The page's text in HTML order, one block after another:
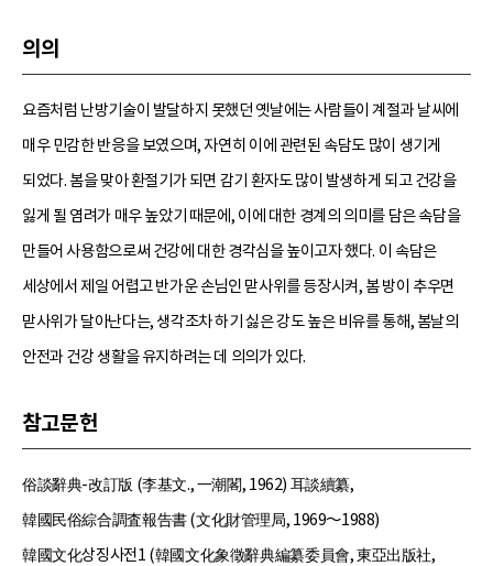
의의
요즘처럼 난방기술이 발달하지 못했던 옛날에는 사람들이 계절과 날씨에
매우 민감한 반응을 보였으며, 자연히 이에 관련된 속담도 많이 생기게
되었다. 봄을 맞아 환절기가 되면 감기 환자도 많이 발생하게 되고 건강을
잃게 될 염려가 매우 높았기 때문에, 이에 대한 경계의 의미를 담은 속담을
만들어 사용함으로써 건강에 대한 경각심을 높이고자 했다. 이 속담은
세상에서 제일 어렵고 반가운 손님인 맏사위를 등장시켜, 봄 방이 추우면
맏사위가 달아난다는, 생각조차 하기 싫은 강도 높은 비유를 통해, 봄날의
안전과 건강 생활을 유지하려는 데 의의가 있다.
참고문헌
俗談辭典-改訂版 (李基文., 一潮閣, 1962) 耳談續纂,
韓國民俗綜合調査報告書 (文化財管理局, 1969～1988)
韓國文化상징사전1 (韓國文化象徵辭典編纂委員會, 東亞出版社,